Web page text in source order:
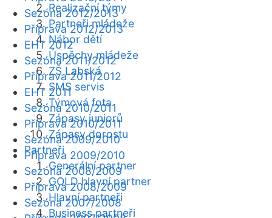
Realizační týmy
Partneři mládeže
Nábor dětí
Úspěchy mládeže
ZŠ Labská
SMS servis
Týmová fota
Zápasy juniorů
Zápasy dorostu
Partneři
Generální partner
GOLD hlavní partner
Hlavní partneři
Business partneři
Sezóna 2012/2013
Příprava 2012/2013
EHT 2012
Sezóna 2011/2012
Příprava 2011/2012
EHT 2011
Sezóna 2010/2011
Příprava 2010/2011
Sezóna 2009/2010
Příprava 2009/2010
Sezóna 2008/2009
Příprava 2008/2009
Sezóna 2007/2008